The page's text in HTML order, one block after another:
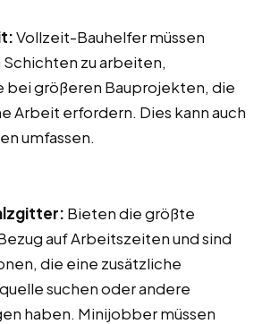
Vollzeit-Bauhelfer müssen
zu arbeiten,
bei größeren Bauprojekten, die
Arbeit erfordern. Dies kann auch
umfassen.
Bieten die größte
auf Arbeitszeiten und sind
die eine zusätzliche
suchen oder andere
haben. Minijobber müssen